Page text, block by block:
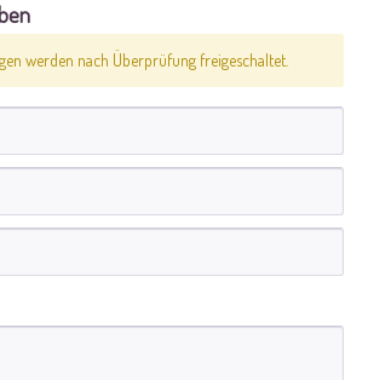
werden nach Überprüfung freigeschaltet.